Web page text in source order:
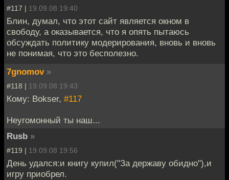
#117 | 19.09.08 19:40
Блин, думал, что этот сайт является окном в
свободу, а оказывается, что я опять пытаюсь
обсуждать политику модерирования, вновь и вновь
не понимая, что это бесполезно.
7gnomov »
#118 | 19.09.08 19:43
Кому: Bokser, #117
Неугомонный ты наш...
Rusb »
#119 | 19.09.08 19:56
День удался:и книгу купил("За державу обидно"),и
игру приобрел.